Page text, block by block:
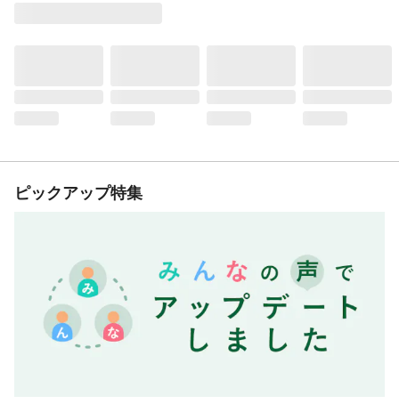
ピックアップ特集